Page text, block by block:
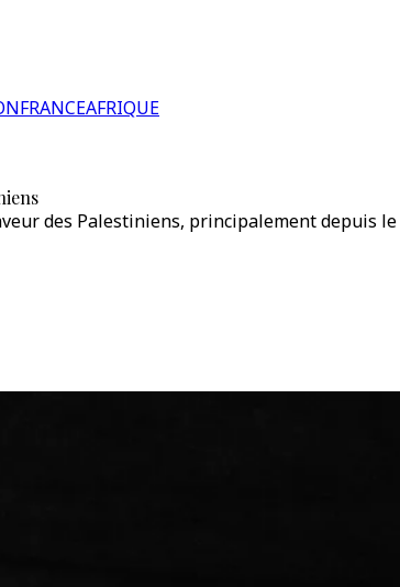
FRANCEAFRIQUE
des Palestiniens, principalement depuis